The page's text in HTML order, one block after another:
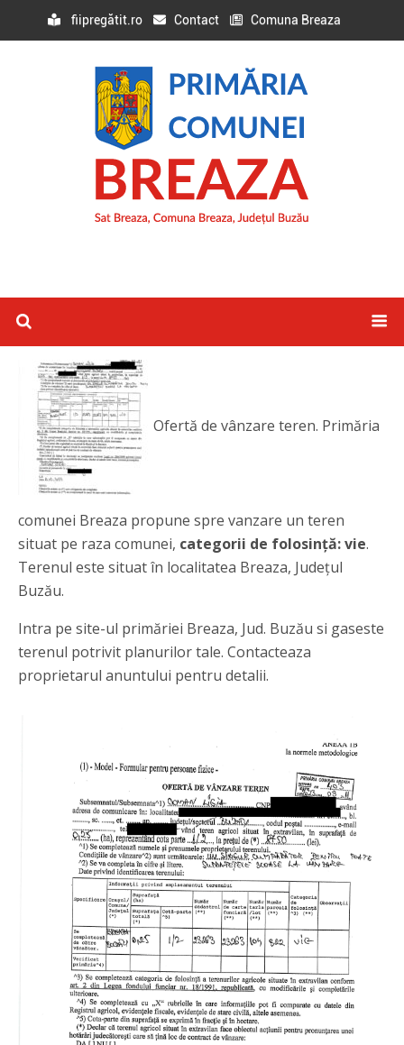
fiipregătit.ro Contact Comuna Breaza
Ofertă de vânzare teren. Primăria
comunei Breaza propune spre vanzare un teren
situat pe raza comunei, categorii de folosință: vie.
Terenul este situat în localitatea Breaza, Județul
Buzău.
Intra pe site-ul primăriei Breaza, Jud. Buzău si gaseste
terenul potrivit planurilor tale. Contacteaza
proprietarul anuntului pentru detalii.